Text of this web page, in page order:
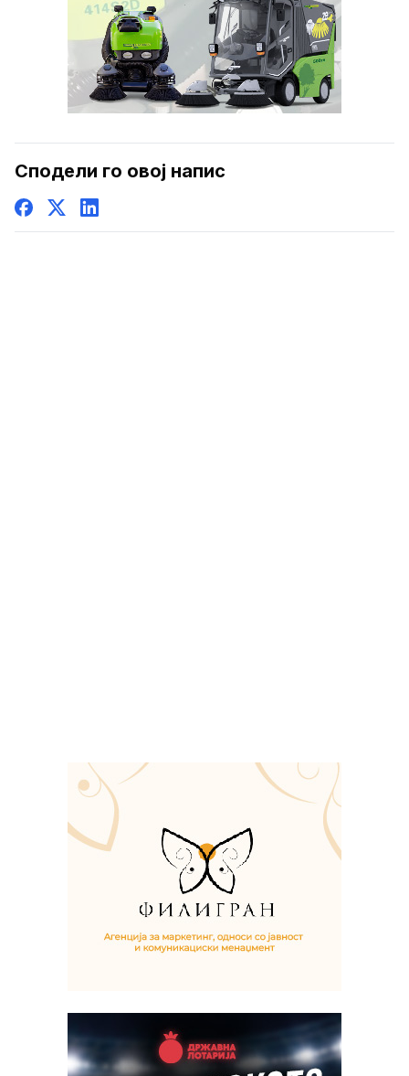
Сподели го овој напис